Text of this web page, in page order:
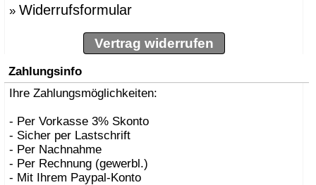
» Widerrufsformular
Vertrag widerrufen
Zahlungsinfo
Ihre Zahlungsmöglichkeiten:
- Per Vorkasse 3% Skonto
- Sicher per Lastschrift
- Per Nachnahme
- Per Rechnung (gewerbl.)
- Mit Ihrem Paypal-Konto